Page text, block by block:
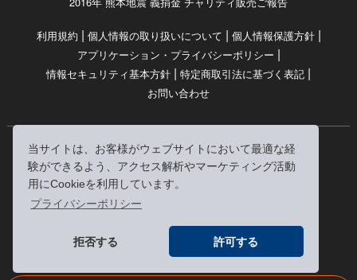
当サイトは、お客様がウェブサイトにおいて最適な経
験ができるよう、アクセス解析やマーケティング活動
用にCookieを利用しています。
プライバシーポリシー
拒否する 許可する
利用規約 | 個人情報の取り扱いについて | 個人情報保護方針|
アプリケーション・プライバシーポリシー |
情報セキュリティ基本方針 | 特定商取引法に基づく表記 |
お問い合わせ
© RRJ Inc.
（kikubon/キクボン/きく本/きくほん/キクホン）は
株式会社RRJの登録商標です。